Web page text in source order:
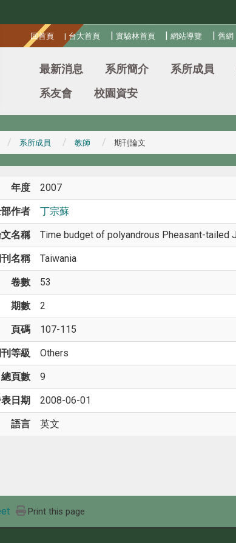
回首頁 | 台大首頁 | 實驗林首頁 |網站導覽 |舊網
最新消息 系所簡介 系所成員
系友會
校園資安
系所成員 教師 期刊論文
年度 2007
作者 丁宗蘇
名稱 Time budget of polyandrous Pheasant-tailed
名稱 Taiwania
卷數 53
期數 2
頁碼 107-115
等級 Others
總頁數 9
日期 2008-06-01
語言 英文
Print this page